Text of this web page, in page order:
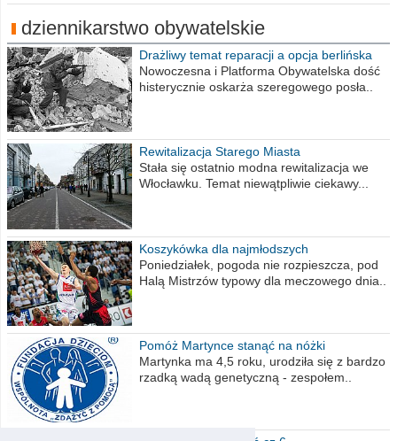
dziennikarstwo obywatelskie
Drażliwy temat reparacji a opcja berlińska
Nowoczesna i Platforma Obywatelska dość
histerycznie oskarża szeregowego posła..
Rewitalizacja Starego Miasta
Stała się ostatnio modna rewitalizacja we
Włocławku. Temat niewątpliwie ciekawy...
Koszykówka dla najmłodszych
Poniedziałek, pogoda nie rozpieszcza, pod
Halą Mistrzów typowy dla meczowego dnia..
Pomóż Martynce stanąć na nóżki
Martynka ma 4,5 roku, urodziła się z bardzo
rzadką wadą genetyczną - zespołem..